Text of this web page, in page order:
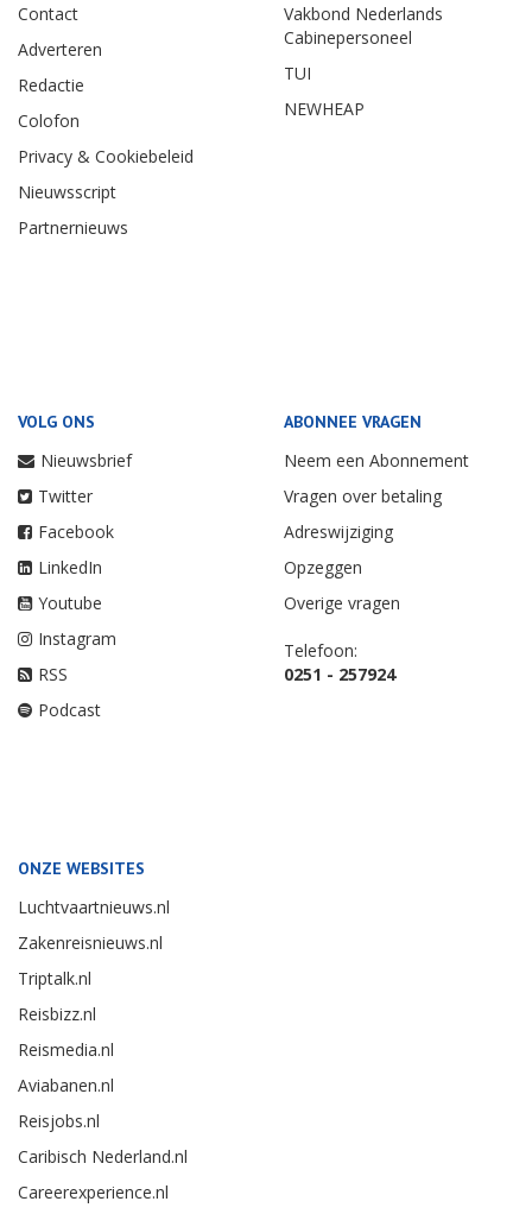
Contact
Adverteren
Redactie
Colofon
Privacy & Cookiebeleid
Nieuwsscript
Partnernieuws
Vakbond Nederlands
Cabinepersoneel
TUI
NEWHEAP
VOLG ONS
Nieuwsbrief
Twitter
Facebook
LinkedIn
Youtube
Instagram
RSS
Podcast
ABONNEE VRAGEN
Neem een Abonnement
Vragen over betaling
Adreswijziging
Opzeggen
Overige vragen
Telefoon:
0251 - 257924
ONZE WEBSITES
Luchtvaartnieuws.nl
Zakenreisnieuws.nl
Triptalk.nl
Reisbizz.nl
Reismedia.nl
Aviabanen.nl
Reisjobs.nl
Caribisch Nederland.nl
Careerexperience.nl